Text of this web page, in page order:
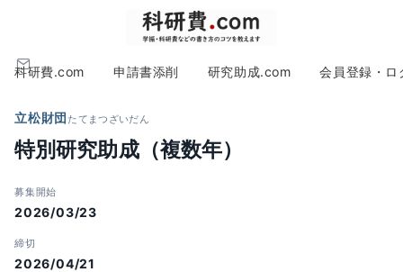
科研費.com 申請書添削 研究助成.com 会員登録・ロ
立松財団 たてまつざいだん
特別研究助成（複数年）
募集開始
2026/03/23
締切
2026/04/21